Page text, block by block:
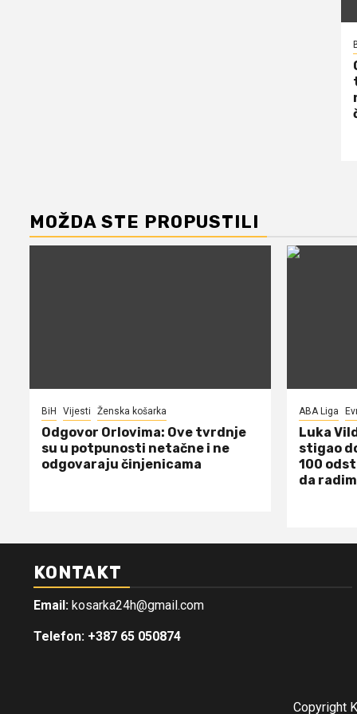
MOŽDA STE PROPUSTILI
BiH Vijesti Ženska košarka
Odgovor Orlovima: ​Ove tvrdnje
su u potpunosti netačne i ne
odgovaraju činjenicama
ABA Liga
Luka
stigao
100
da
KONTAKT
Email: kosarka24h@gmail.com
Telefon: +387 65 050874
Copyright